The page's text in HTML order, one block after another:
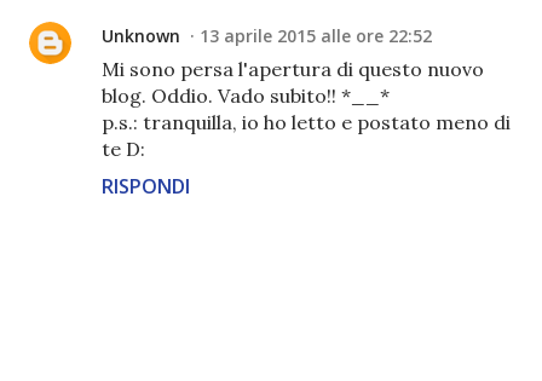
Unknown 13 aprile 2015 alle ore 22:52
Mi sono persa l'apertura di questo nuovo
blog. Oddio. Vado subito!! *__*
p.s.: tranquilla, io ho letto e postato meno di
te D:
RISPONDI